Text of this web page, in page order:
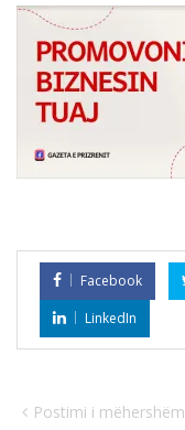
Facebook
LinkedIn
Postimi i mëhershëm